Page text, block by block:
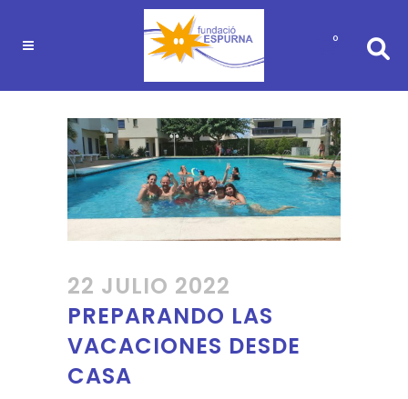
0
22 JULIO 2022
PREPARANDO LAS
VACACIONES DESDE
CASA